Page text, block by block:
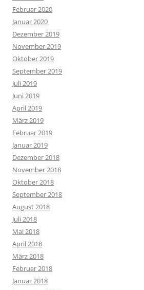
Februar 2020
Januar 2020
Dezember 2019
November 2019
Oktober 2019
September 2019
Juli 2019
Juni 2019
April 2019
März 2019
Februar 2019
Januar 2019
Dezember 2018
November 2018
Oktober 2018
September 2018
August 2018
Juli 2018
Mai 2018
April 2018
März 2018
Februar 2018
Januar 2018